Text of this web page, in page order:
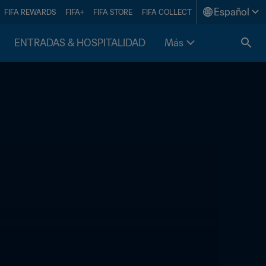
FIFA REWARDS FIFA+ FIFA STORE FIFA COLLECT Español
ENTRADAS & HOSPITALIDAD Más